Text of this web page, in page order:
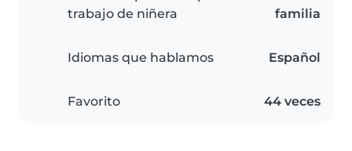
trabajo de niñera
familia
Idiomas que hablamos Español
Favorito 44 veces